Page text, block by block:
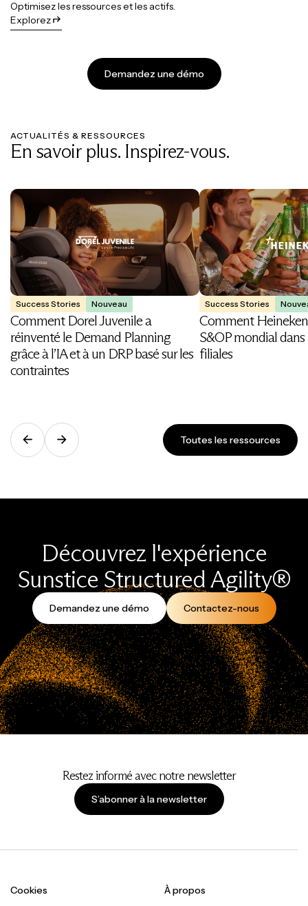
Optimisez les ressources et les actifs.
Explorez
Demandez une démo
ACTUALITÉS & RESSOURCES
En savoir plus. Inspirez-vous.
Success Stories Nouveau
Comment Dorel Juvenile a
réinventé le Demand Planning
grâce à l’IA et à un DRP basé sur les
contraintes
Success Stories
Comment
S&OP mondial
filiales
Toutes les ressources
Découvrez l'expérience
Sunstice Structured Agility®
Demandez une démo Contactez-nous
Restez informé avec notre newsletter
S’abonner à la newsletter
Cookies À propos